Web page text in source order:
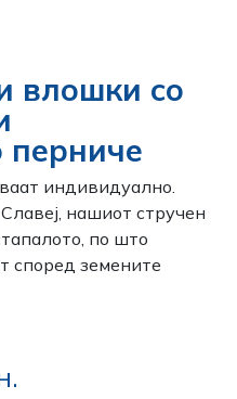
влошки со
перниче
индивидуално.
нашиот стручен
по што
според земените